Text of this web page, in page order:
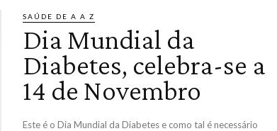
SAÚDE DE A A Z
Dia Mundial da
Diabetes, celebra-se a
14 de Novembro
Este é o Dia Mundial da Diabetes e como tal é necessário